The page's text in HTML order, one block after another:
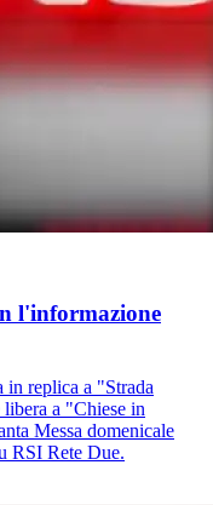
l'informazione
in replica a "Strada
a "Chiese in
Messa domenicale
RSI Rete Due.